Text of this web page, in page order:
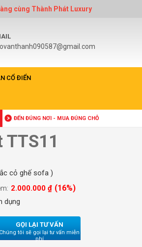
cùng Thành Phát Luxury
CỔ ĐIỂN
ĐẾN ĐÚNG NƠI - MUA ĐÚNG CHỖ
TTS11
cỏ ghế sofa )
2.000.000₫ (16%)
dụng
GỌI LẠI TƯ VẤN
Chúng tôi sẽ gọi lại tư vấn miễn
phí